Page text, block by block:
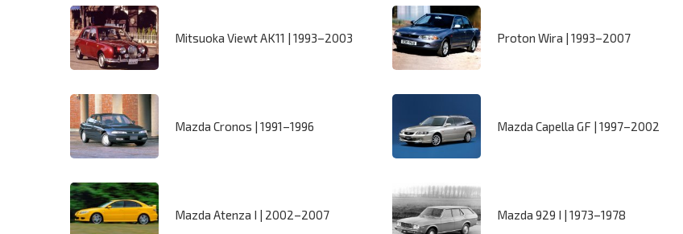
Mitsuoka Viewt AK11 | 1993–2003 Proton Wira | 1993–2007
Mazda Cronos | 1991–1996 Mazda Capella GF | 1997–2002
Mazda Atenza I | 2002–2007 Mazda 929 I | 1973–1978